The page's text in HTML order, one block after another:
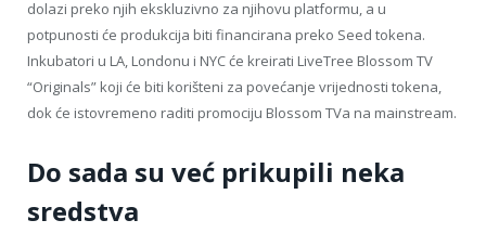
dolazi preko njih ekskluzivno za njihovu platformu, a u
potpunosti će produkcija biti financirana preko Seed tokena.
Inkubatori u LA, Londonu i NYC će kreirati LiveTree Blossom TV
“Originals” koji će biti korišteni za povećanje vrijednosti tokena,
dok će istovremeno raditi promociju Blossom TVa na mainstream.
Do sada su već prikupili neka
sredstva